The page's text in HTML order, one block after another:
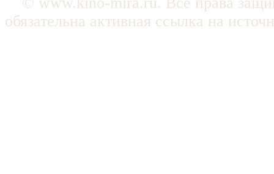
обязательна активная ссылка на